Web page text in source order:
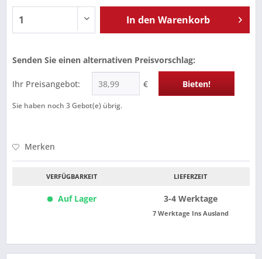
In den Warenkorb
Senden Sie einen alternativen Preisvorschlag:
Ihr Preisangebot: € Bieten!
Sie haben noch 3Gebot(e) übrig.
Merken
VERFÜGBARKEIT
Auf Lager
LIEFERZEIT
3-4 Werktage
7 Werktage Ins Ausland